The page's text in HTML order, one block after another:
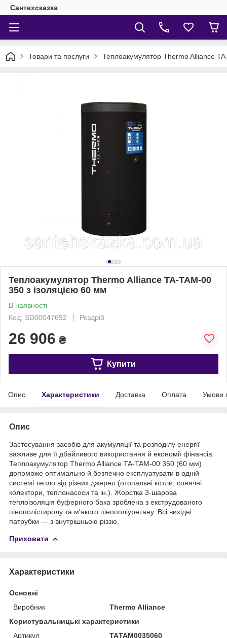
Сантехсказка
Товари та послуги Теплоакумулятор Thermo Alliance
Теплоакумулятор Thermo Alliance TA-TAM-00
350 з ізоляцією 60 мм
В наявності
Код: SD00047692
Роздріб
26 906 ₴
Купити
Опис Характеристики Доставка Оплата Умови
Опис
Застосування засобів для акумуляції та розподілу енергії
важливе для її дбайливого використання й економії фінансів.
Теплоакумулятор Thermo Alliance TA-TAM-00 350 (60 мм)
допоможе оптимально й безпечно експлуатувати в одній
системі тепло від різних джерел (отопальні котли, сонячні
колектори, теплонасоси та ін.). Жорстка 3-шарова
теплоізоляція буферного бака зроблена з екструдованого
пінополістиролу та м'якого пінополіуретану. Всі вихідні
патрубки — з внутрішньою різзю.
Приховати
Характеристики
Основні
Виробник
Thermo Alliance
Користувальницькі характеристики
Артикул
TAТАМ0035060